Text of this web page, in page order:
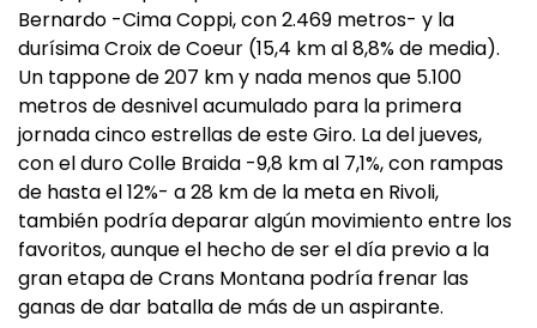
Bernardo -Cima Coppi, con 2.469 metros- y la
durísima Croix de Coeur (15,4 km al 8,8% de media).
Un tappone de 207 km y nada menos que 5.100
metros de desnivel acumulado para la primera
jornada cinco estrellas de este Giro. La del jueves,
con el duro Colle Braida -9,8 km al 7,1%, con rampas
de hasta el 12%- a 28 km de la meta en Rivoli,
también podría deparar algún movimiento entre los
favoritos, aunque el hecho de ser el día previo a la
gran etapa de Crans Montana podría frenar las
ganas de dar batalla de más de un aspirante.